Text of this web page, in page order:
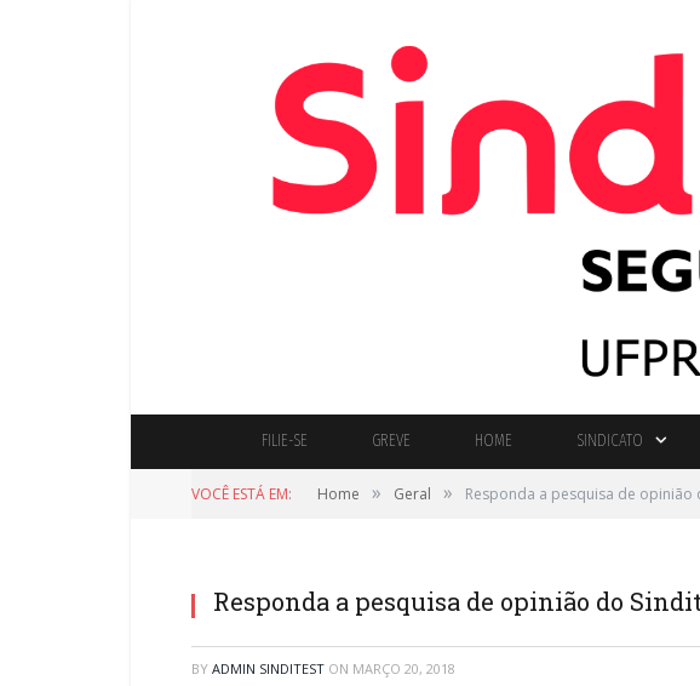
FILIE-SE GREVE HOME SINDICATO
VOCÊ ESTÁ EM: Home » Geral » Responda a pesquisa de opinião
Responda a pesquisa de opinião do
BY ADMIN SINDITEST ON MARÇO 20, 2018